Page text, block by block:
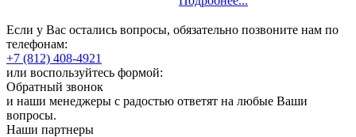
Если у Вас остались вопросы, обязательно позвоните нам по
телефонам:
+7 (812) 408-4921
или воспользуйтесь формой:
Обратный звонок
и наши менеджеры с радостью ответят на любые Ваши
вопросы.
Наши партнеры